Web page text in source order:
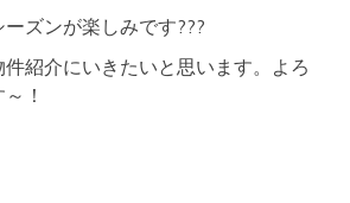
ズンが楽しみです???
紹介にいきたいと思います。よろ
！